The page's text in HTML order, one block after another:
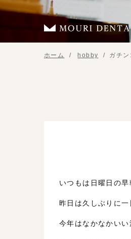
ホーム hobby ガチン
いつもは日曜日の早
昨日は久しぶりに一
今年はなかなかいい